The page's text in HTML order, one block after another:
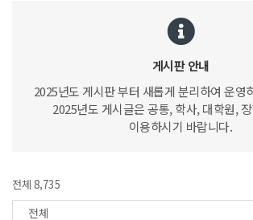
게시판 안내
2025년도 게시판 부터 새롭게 분리하여 운영
2025년도 게시글은 공통, 학사, 대학원,
이용하시기 바랍니다.
전체 8,735